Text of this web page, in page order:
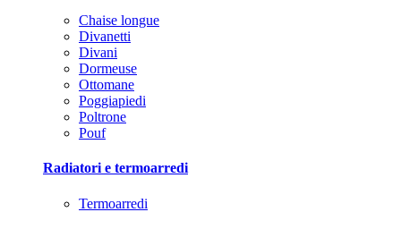
Chaise longue
Divanetti
Divani
Dormeuse
Ottomane
Poggiapiedi
Poltrone
Pouf
Radiatori e termoarredi
Termoarredi